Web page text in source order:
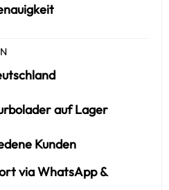
auf Lager
Kunden
via WhatsApp &